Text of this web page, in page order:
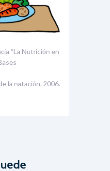
“La Nutrición en
la natación. 2006.